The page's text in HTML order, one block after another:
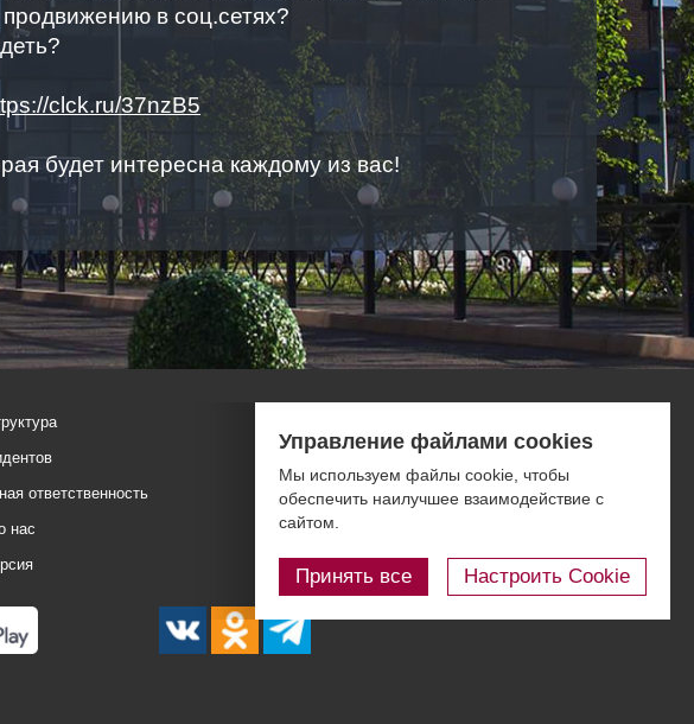
в соц.сетях?
clck.ru/37nzB5
будет интересна каждому из вас!
ответственность
нас
Правовая информация
Контакты
Блог
Управление файлами cookies
Мы используем файлы cookie, чтобы
обеспечить наилучшее взаимодействие с
сайтом.
Принять все Настроить Cookie